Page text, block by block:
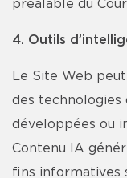
préalable du
4. Outils
Le Site Web
des technologies
développées ou
Contenu IA
fins informatives